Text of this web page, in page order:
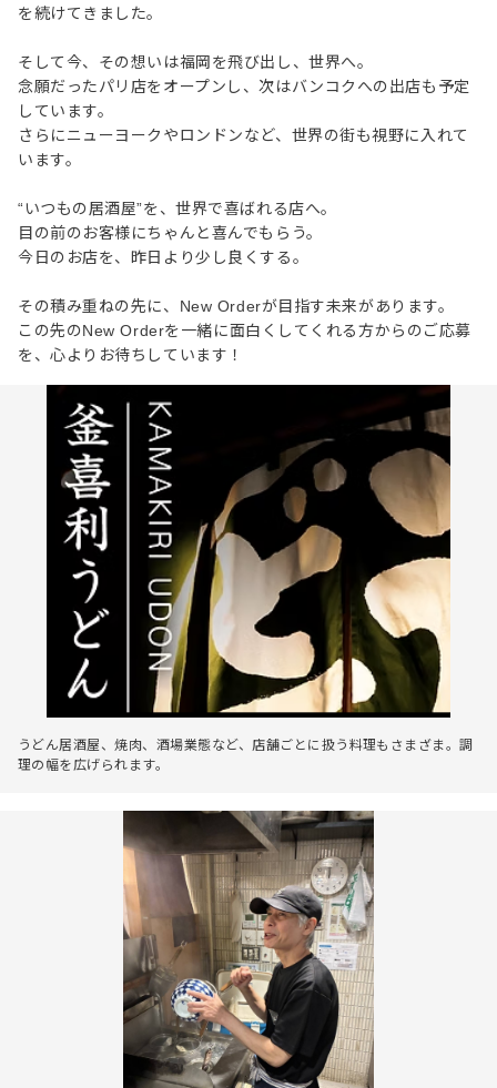
を続けてきました。
そして今、その想いは福岡を飛び出し、世界へ。
念願だったパリ店をオープンし、次はバンコクへの出店も予定
しています。
さらにニューヨークやロンドンなど、世界の街も視野に入れて
います。
“いつもの居酒屋”を、世界で喜ばれる店へ。
目の前のお客様にちゃんと喜んでもらう。
今日のお店を、昨日より少し良くする。
その積み重ねの先に、New Orderが目指す未来があります。
この先のNew Orderを一緒に面白くしてくれる方からのご応募
を、心よりお待ちしています！
うどん居酒屋、焼肉、酒場業態など、店舗ごとに扱う料理もさまざま。調
理の幅を広げられます。